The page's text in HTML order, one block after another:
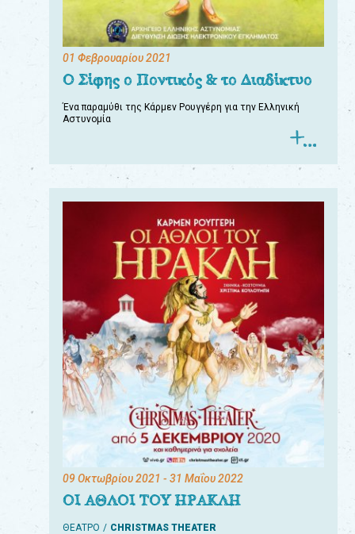
01 Φεβρουαρίου 2021
Ο Σίφης ο Ποντικός & το Διαδίκτυο
Ένα παραμύθι της Κάρμεν Ρουγγέρη για την Ελληνική
Αστυνομία
09 Οκτωβρίου 2021 - 31 Μαΐου 2022
ΟΙ ΑΘΛΟΙ ΤΟΥ ΗΡΑΚΛΗ
ΘΕΑΤΡΟ CHRISTMAS THEATER